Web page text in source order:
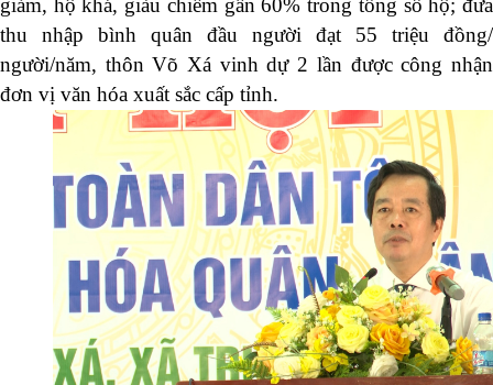
giảm, hộ khá, giàu chiếm gần 60% trong tổng số hộ; đưa
thu nhập bình quân đầu người đạt 55 triệu đồng/
người/năm, thôn Võ Xá vinh dự 2 lần được công nhận
đơn vị văn hóa xuất sắc cấp tỉnh.